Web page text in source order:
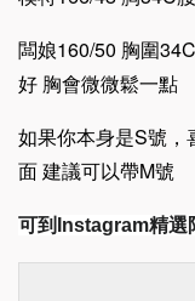
闆娘160/50 胸圍
好 胸會微微鬆一點
如果你本身是S號
面 建議可以帶M號
可到Instagram精選